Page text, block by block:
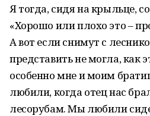
Я тогда, сидя на крыльце,
«Хорошо или плохо это –
А вот если снимут с
представить не могла, как
особенно мне и моим
любили, когда отец нас
лесорубам. Мы любили